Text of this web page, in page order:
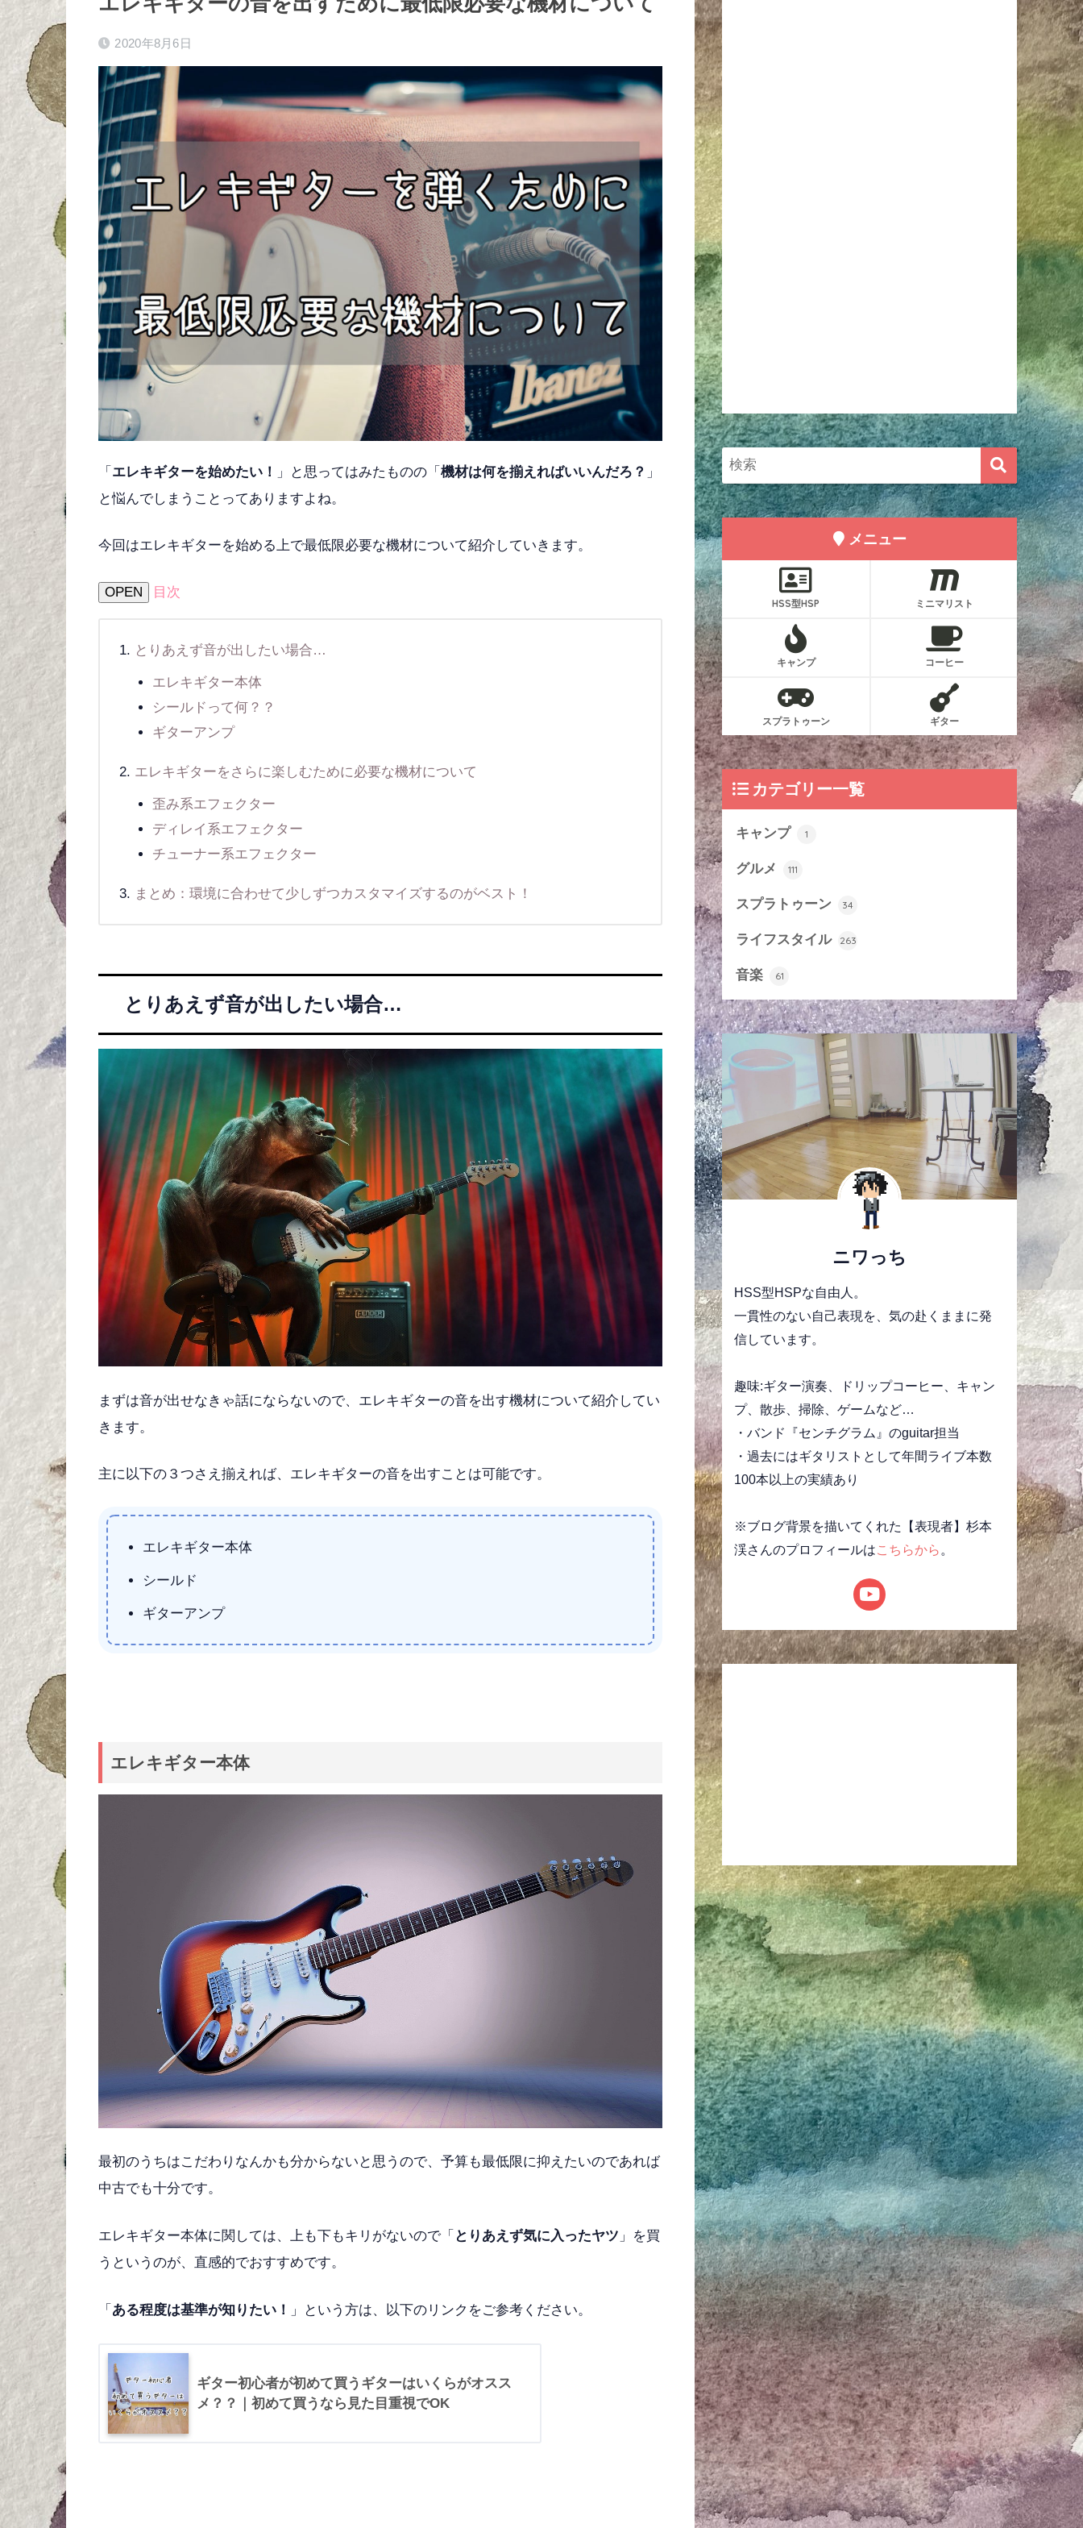
2020年8月6日
「 エレキギターを始めたい！ 」と思ってはみたものの「 機材は何を揃えればいいんだろ？ 」
と悩んでしまうことってありますよね。
今回はエレキギターを始める上で最低限必要な機材について紹介していきます。
OPEN 目次
とりあえず音が出したい場合…
エレキギター本体
シールドって何？？
ギターアンプ
エレキギターをさらに楽しむために必要な機材について
歪み系エフェクター
ディレイ系エフェクター
チューナー系エフェクター
まとめ：環境に合わせて少しずつカスタマイズするのがベスト！
とりあえず音が出したい場合…
まずは音が出せなきゃ話にならないので、エレキギターの音を出す機材について紹介してい
きます。
主に以下の３つさえ揃えれば、エレキギターの音を出すことは可能です。
エレキギター本体
シールド
ギターアンプ
エレキギター本体
最初のうちはこだわりなんかも分からないと思うので、予算も最低限に抑えたいのであれば
中古でも十分です。
エレキギター本体に関しては、上も下もキリがないので「 とりあえず気に入ったヤツ 」を買
うというのが、直感的でおすすめです。
「 ある程度は基準が知りたい！ 」という方は、以下のリンクをご参考ください。
ギター初心者が初めて買うギターはいくらがオスス
メ？？｜初めて買うなら見た目重視でOK
メニュー
HSS型HSP ミニマリスト
キャンプ コーヒー
スプラトゥーン ギター
カテゴリー一覧
キャンプ 1
グルメ 111
スプラトゥーン 34
ライフスタイル 263
音楽 61
ニワっち
HSS型HSPな自由人。
一貫性のない自己表現を、気の赴くままに発
信しています。
趣味:ギター演奏、ドリップコーヒー、キャン
プ、散歩、掃除、ゲームなど…
・バンド『センチグラム』のguitar担当
・過去にはギタリストとして年間ライブ本数
100本以上の実績あり
※ブログ背景を描いてくれた【表現者】杉本
渓さんのプロフィールはこちらから 。